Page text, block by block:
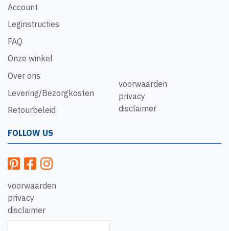
Account
Leginstructies
FAQ
Onze winkel
Over ons
Levering/Bezorgkosten
Retourbeleid
voorwaarden
privacy
disclaimer
FOLLOW US
voorwaarden
privacy
disclaimer